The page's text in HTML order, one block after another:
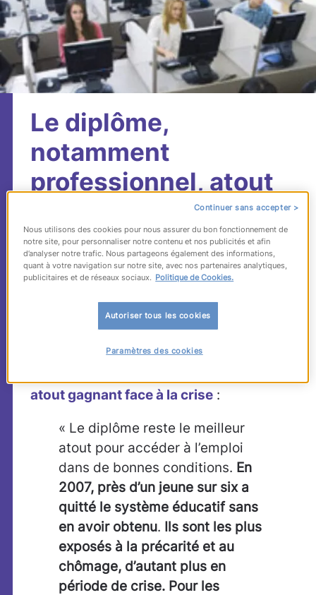
Le diplôme,
notamment
professionnel, atout
gagnant face à la crise
Au printemps 2010, leCéreqa interrogé
environ 30 000 jeunes sortis pour la
cours ou à la fin de l’année scolaire 2006-
Génération 2007 ». Les résultats de cette
atout gagnant face à la crise :
« Le diplôme reste le meilleur
atout pour accéder à l’emploi
dans de bonnes conditions. En
2007, près d’un jeune sur six a
quitté le système éducatif sans
en avoir obtenu. Ils sont les plus
exposés à la précarité et au
chômage, d’autant plus en
période de crise. Pour les
Continuer sans accepter >
Nous utilisons des cookies pour nous assurer du bon fonctionnement de
notre site, pour personnaliser notre contenu et nos publicités et afin
d’analyser notre trafic. Nous partageons également des informations,
quant à votre navigation sur notre site, avec nos partenaires analytiques,
publicitaires et de réseaux sociaux. Politique de Cookies.
Autoriser tous les cookies
Paramètres des cookies